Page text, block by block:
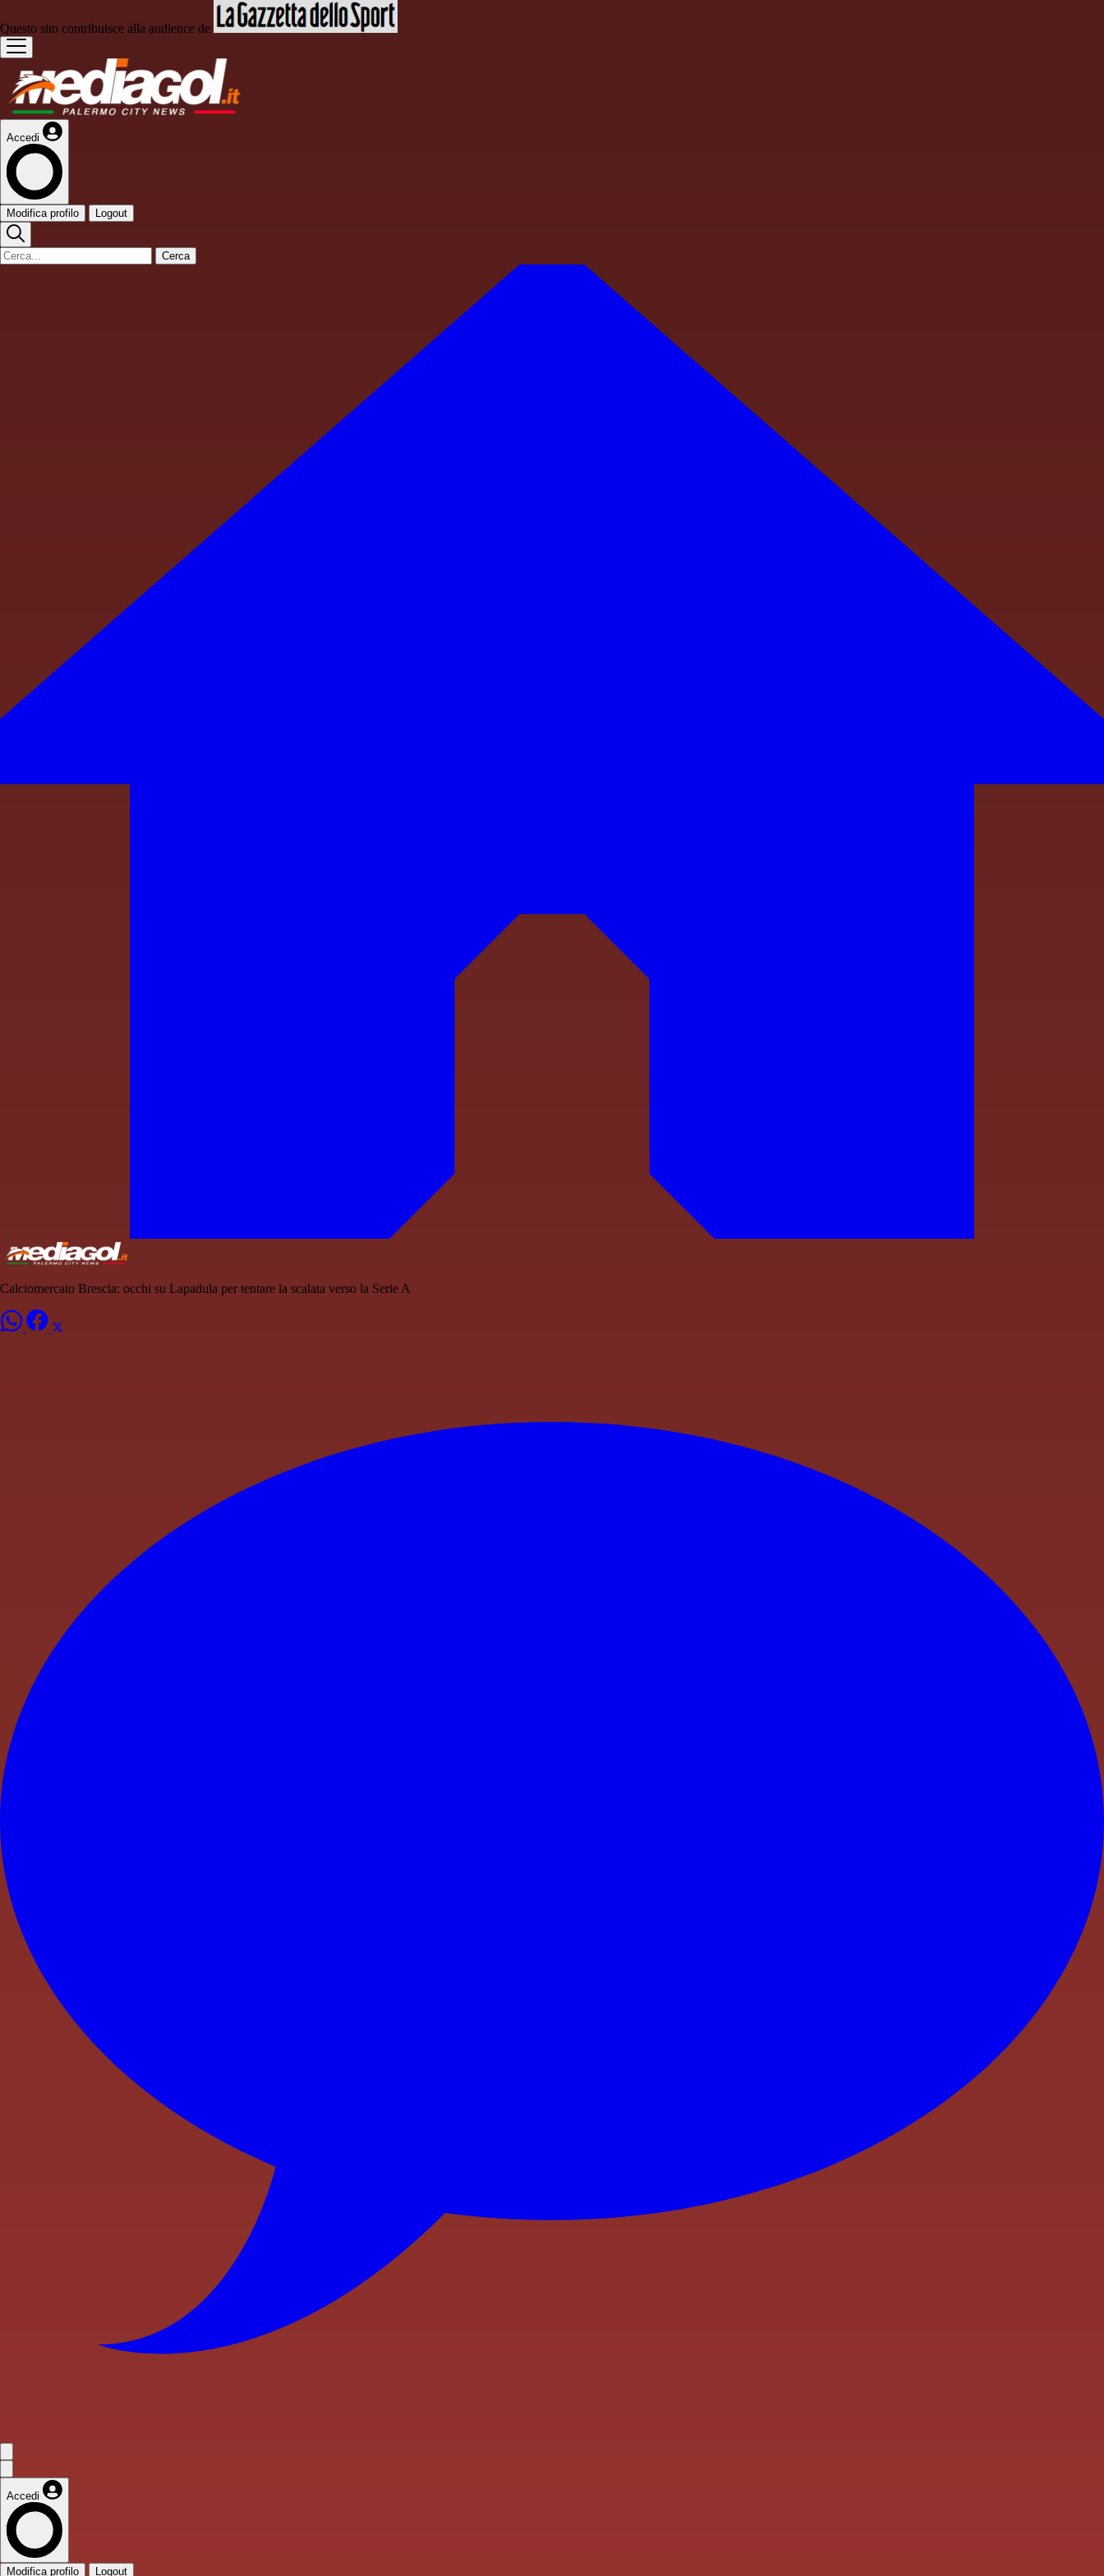
Questo sito contribuisce alla audience de
Accedi
Modifica profilo Logout
Cerca
Calciomercato Brescia: occhi su Lapadula per tentare la scalata verso la Serie A
Accedi
Modifica profilo Logout